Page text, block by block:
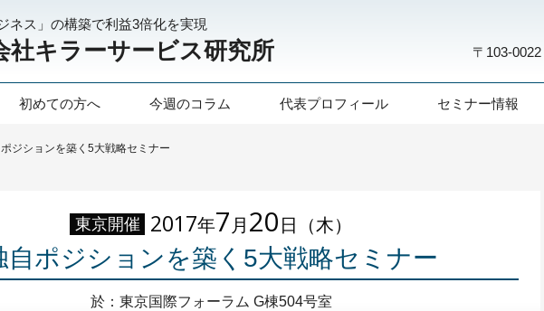
ネス」の構築で利益3倍化を実現
社キラーサービス研究所 〒103-0022
初めての方へ 今週のコラム 代表プロフィール セミナー情報
ジションを築く5大戦略セミナー
東京開催 2017年7月20日（木）
自ポジションを築く5大戦略セミナー
於：東京国際フォーラム G棟504号室